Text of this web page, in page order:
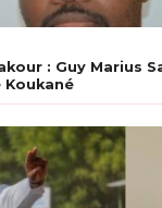
: Guy Marius
Koukané